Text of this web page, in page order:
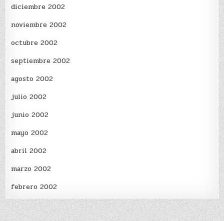
diciembre 2002
noviembre 2002
octubre 2002
septiembre 2002
agosto 2002
julio 2002
junio 2002
mayo 2002
abril 2002
marzo 2002
febrero 2002